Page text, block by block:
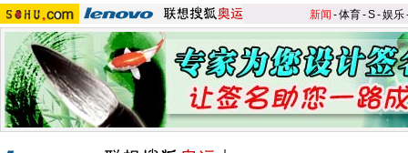
新闻 -体育-S-娱乐